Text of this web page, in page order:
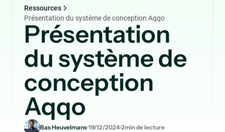
Ressources
Présentation du système de conception Aqqo
Présentation
du système de
conception
Aqqo
Bas Heuvelmans.19/12/2024.2min de lecture